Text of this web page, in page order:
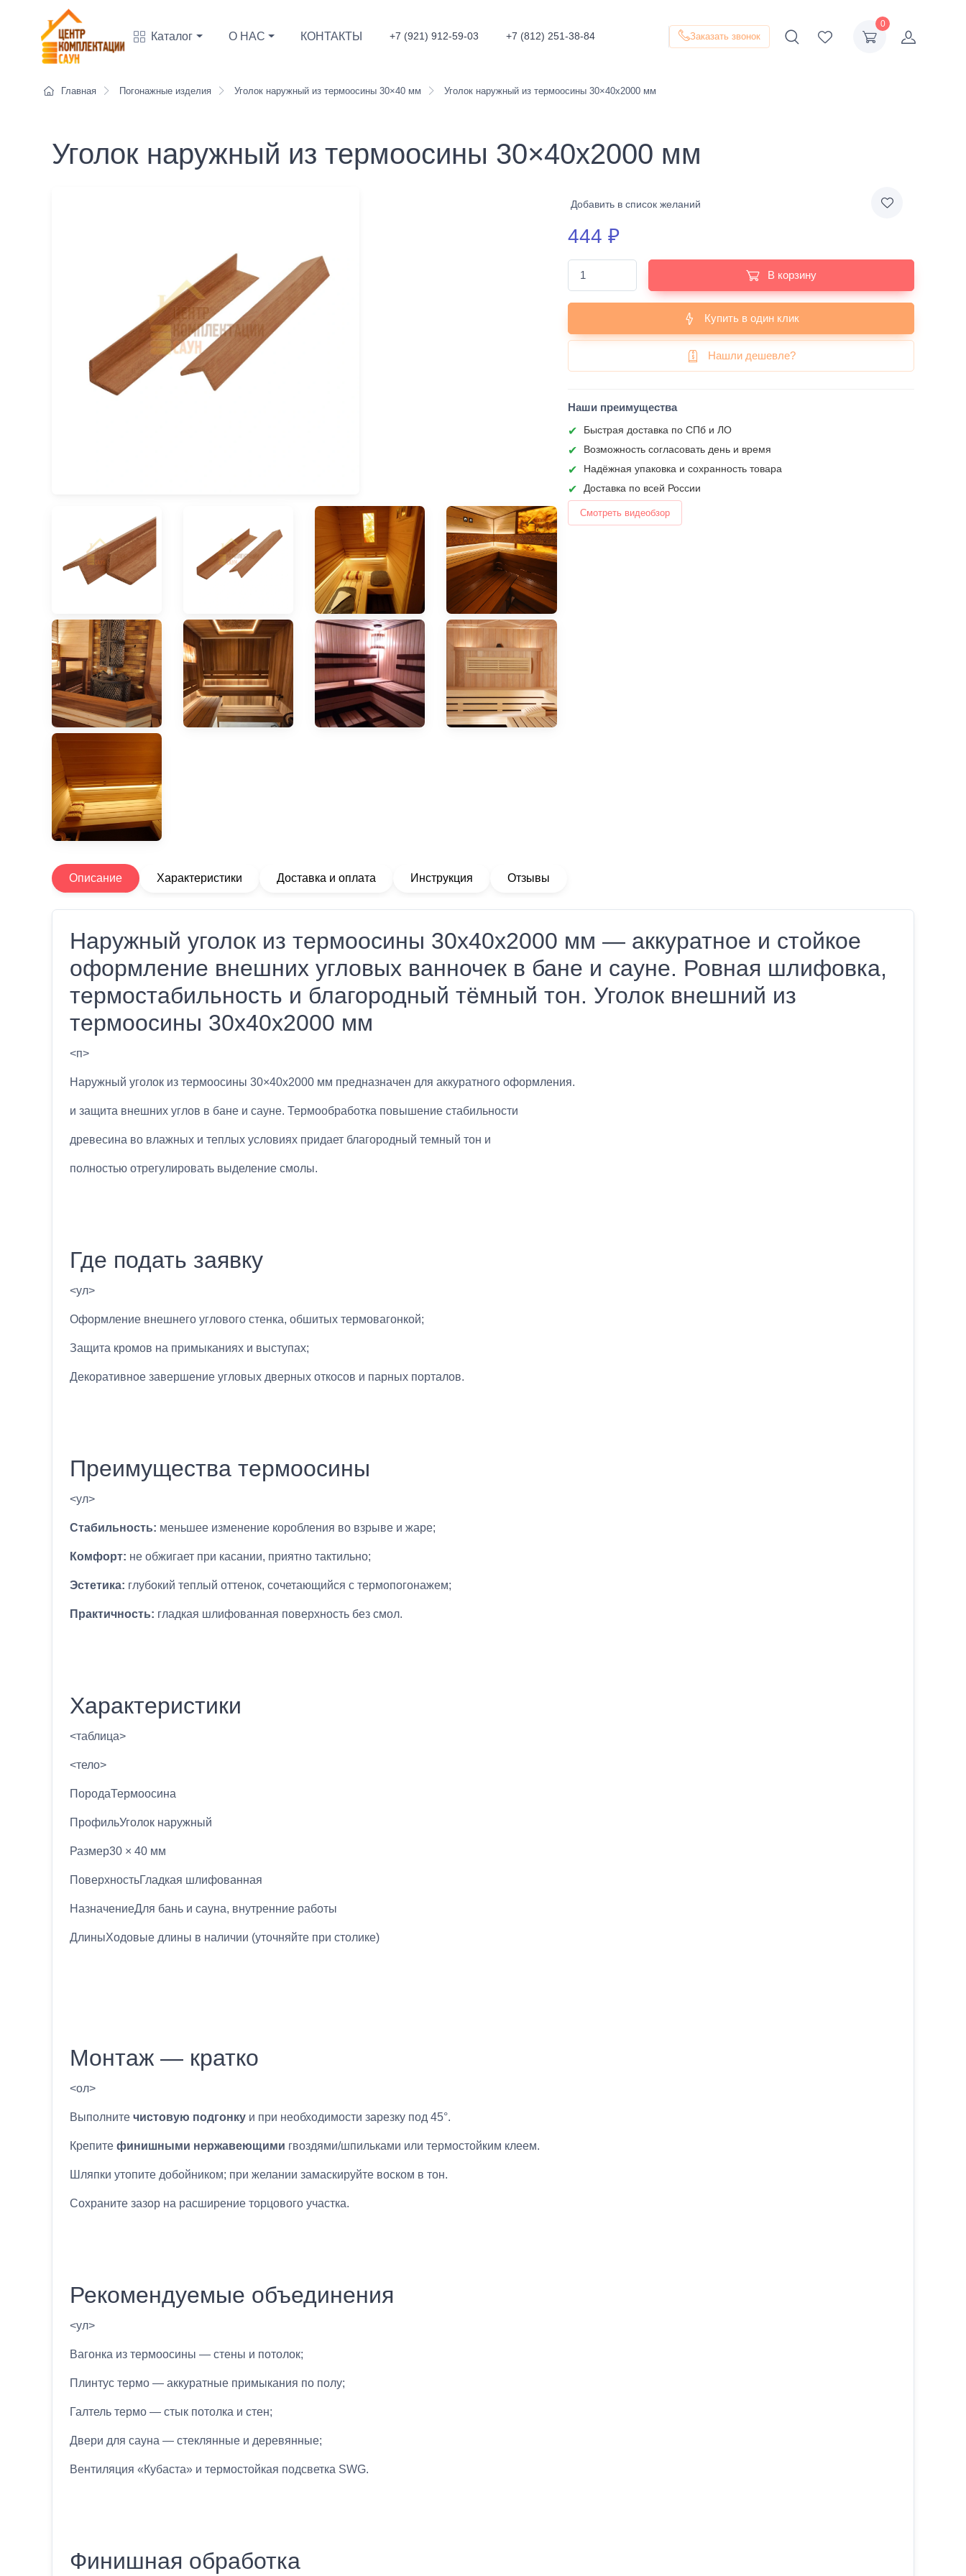
Каталог О НАС КОНТАКТЫ +7 (921) 912-59-03 +7 (812) 251-38-84 Заказать звонок
0
Главная Погонажные изделия Уголок наружный из термоосины 30×40 мм Уголок наружный из термоосины 30×40x2000 мм
Уголок наружный из термоосины 30×40x2000 мм
Добавить в список желаний
444 ₽
В корзину
Купить в один клик
Нашли дешевле?
Наши преимущества
Быстрая доставка по СПб и ЛО
Возможность согласовать день и время
Надёжная упаковка и сохранность товара
Доставка по всей России
Смотреть видеобзор
Описание Характеристики Доставка и оплата Инструкция Отзывы
Наружный уголок из термоосины 30х40х2000 мм — аккуратное и стойкое
оформление внешних угловых ванночек в бане и сауне. Ровная шлифовка,
термостабильность и благородный тёмный тон. Уголок внешний из
термоосины 30х40x2000 мм
<п>
Наружный уголок из термоосины 30×40x2000 мм предназначен для аккуратного оформления.
и защита внешних углов в бане и сауне. Термообработка повышение стабильности
древесина во влажных и теплых условиях придает благородный темный тон и
полностью отрегулировать выделение смолы.
Где подать заявку
<ул>
Оформление внешнего углового стенка, обшитых термовагонкой;
Защита кромов на примыканиях и выступах;
Декоративное завершение угловых дверных откосов и парных порталов.
Преимущества термоосины
<ул>
Стабильность: меньшее изменение коробления во взрыве и жаре;
Комфорт: не обжигает при касании, приятно тактильно;
Эстетика: глубокий теплый оттенок, сочетающийся с термопогонажем;
Практичность: гладкая шлифованная поверхность без смол.
Характеристики
<таблица>
<тело>
ПородаТермоосина
ПрофильУголок наружный
Размер30 × 40 мм
ПоверхностьГладкая шлифованная
НазначениеДля бань и сауна, внутренние работы
ДлиныХодовые длины в наличии (уточняйте при столике)
Монтаж — кратко
<ол>
Выполните чистовую подгонку и при необходимости зарезку под 45°.
Крепите финишными нержавеющими гвоздями/шпильками или термостойким клеем.
Шляпки утопите добойником; при желании замаскируйте воском в тон.
Сохраните зазор на расширение торцового участка.
Рекомендуемые объединения
<ул>
Вагонка из термоосины — стены и потолок;
Плинтус термо — аккуратные примыкания по полу;
Галтель термо — стык потолка и стен;
Двери для сауна — стеклянные и деревянные;
Вентиляция «Кубаста» и термостойкая подсветка SWG.
Финишная обработка